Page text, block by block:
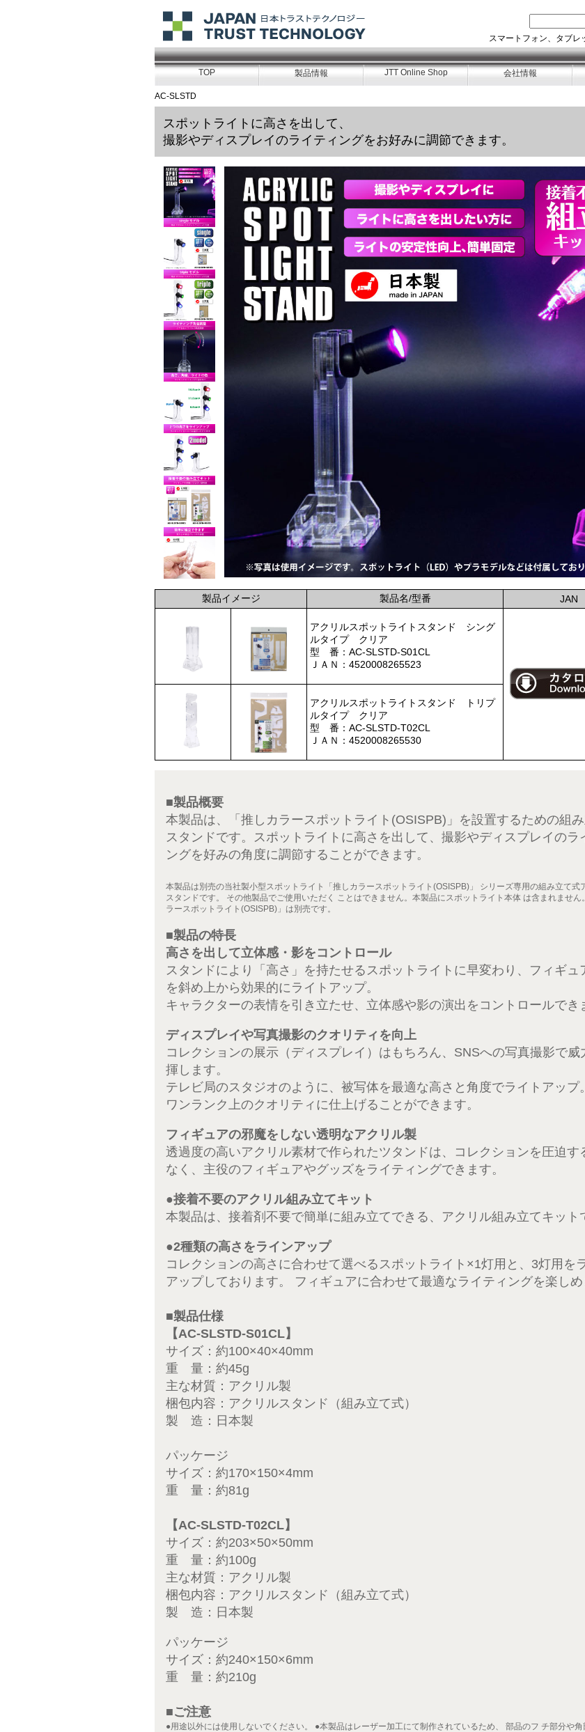
スマートフォン、タブレ
TOP 製品情報 JTT Online Shop 会社情報
AC-SLSTD
スポットライトに高さを出して、
撮影やディスプレイのライティングをお好みに調節できます。
製品イメージ 製品名/型番 JAN
アクリルスポットライトスタンド シング
ルタイプ クリア
型 番：AC-SLSTD-S01CL
ＪＡＮ：4520008265523
アクリルスポットライトスタンド トリプ
ルタイプ クリア
型 番：AC-SLSTD-T02CL
ＪＡＮ：4520008265530
■製品概要
本製品は、「推しカラースポットライト(OSISPB)」を設置するための組
スタンドです。スポットライトに高さを出して、撮影やディスプレイのラ
ングを好みの角度に調節することができます。
本製品は別売の当社製小型スポットライト「推しカラースポットライト(OSISPB)」 シリーズ専用の組み立て式
スタンドです。 その他製品でご使用いただく ことはできません。本製品にスポットライト本体 は含まれません
ラースポットライト(OSISPB)」は別売です。
■製品の特長
高さを出して立体感・影をコントロール
スタンドにより「高さ」を持たせるスポットライトに早変わり、フィギュ
を斜め上から効果的にライトアップ。
キャラクターの表情を引き立たせ、立体感や影の演出をコントロールでき
ディスプレイや写真撮影のクオリティを向上
コレクションの展示（ディスプレイ）はもちろん、SNSへの写真撮影で威
揮します。
テレビ局のスタジオのように、被写体を最適な高さと角度でライトアップ。
ワンランク上のクオリティに仕上げることができます。
フィギュアの邪魔をしない透明なアクリル製
透過度の高いアクリル素材で作られたツタンドは、コレクションを圧迫す
なく、主役のフィギュアやグッズをライティングできます。
●接着不要のアクリル組み立てキット
本製品は、接着剤不要で簡単に組み立てできる、アクリル組み立てキット
●2種類の高さをラインアップ
コレクションの高さに合わせて選べるスポットライト×1灯用と、3灯用を
アップしております。 フィギュアに合わせて最適なライティングを楽しめ
■製品仕様
【AC-SLSTD-S01CL】
サイズ：約100×40×40mm
重 量：約45g
主な材質：アクリル製
梱包内容：アクリルスタンド（組み立て式）
製 造：日本製
パッケージ
サイズ：約170×150×4mm
重 量：約81g
【AC-SLSTD-T02CL】
サイズ：約203×50×50mm
重 量：約100g
主な材質：アクリル製
梱包内容：アクリルスタンド（組み立て式）
製 造：日本製
パッケージ
サイズ：約240×150×6mm
重 量：約210g
■ご注意
●用途以外には使用しないでください。 ●本製品はレーザー加工にて制作されているため、 部品のフ チ部分や